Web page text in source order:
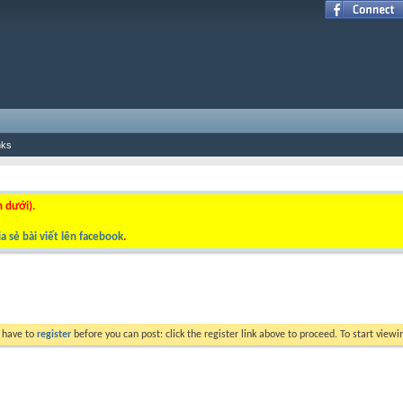
dưới).
sẻ bài viết lên facebook.
to register before you can post: click the register link above to proceed. To start